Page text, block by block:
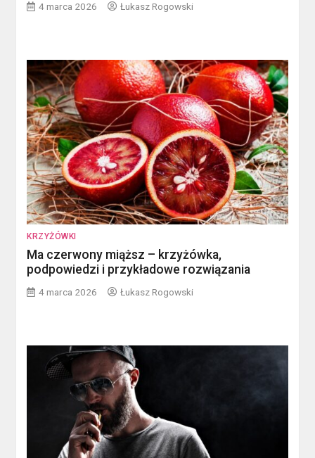
4 marca 2026 Łukasz Rogowski
KRZYŻÓWKI
Ma czerwony miąższ – krzyżówka,
podpowiedzi i przykładowe rozwiązania
4 marca 2026 Łukasz Rogowski